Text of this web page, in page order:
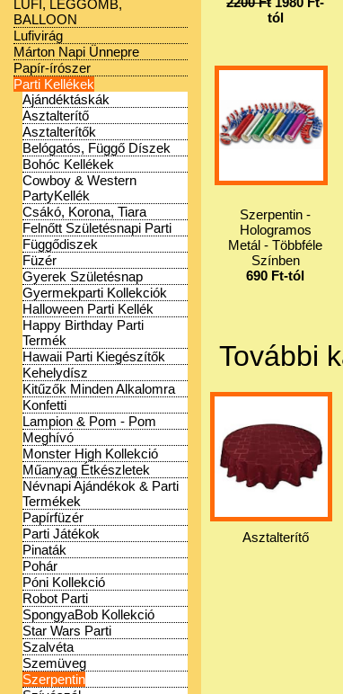
LUFI, LÉGGÖMB,
BALLOON
Lufivirág
Márton Napi Ünnepre
Papír-írószer
Parti Kellékek
Ajándéktáskák
Asztalterítő
Asztalterítők
Belógatós, Függő Díszek
Bohóc Kellékek
Cowboy & Western
PartyKellék
Csákó, Korona, Tiara
Felnőtt Születésnapi Parti
Függődiszek
Füzér
Gyerek Születésnap
Gyermekparti Kollekciók
Halloween Parti Kellék
Happy Birthday Parti
Termék
Hawaii Parti Kiegészítők
Kehelydísz
Kitűzők Minden Alkalomra
Konfetti
Lampion & Pom - Pom
Meghívó
Monster High Kollekció
Műanyag Étkészletek
Névnapi Ajándékok & Parti
Termékek
Papírfüzér
Parti Játékok
Pinaták
Pohár
Póni Kollekció
Robot Parti
SpongyaBob Kollekció
Star Wars Parti
Szalvéta
Szemüveg
Szerpentin
tól
Szerpentin -
Hologramos
Metál - Többféle
Színben
690 Ft-tól
További
Asztalterítő